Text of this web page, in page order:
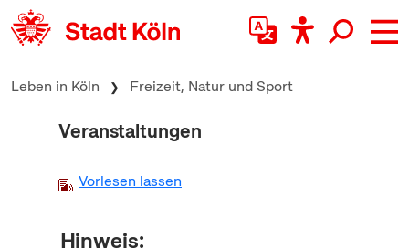
zum Inhalt springen
Leben in Köln Freizeit, Natur und Sport
Veranstaltungen
Vorlesen lassen
Hinweis: